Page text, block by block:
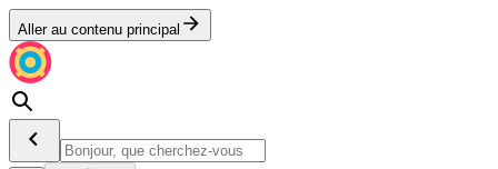
Aller au contenu principal